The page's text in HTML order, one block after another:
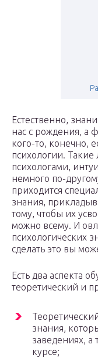
Естественно,
нас с рождения, а
кого-то, конечно,
психологии. Такие
психологами,
немного по-
приходится
знания,
тому, чтобы их
можно всему. И
психологических
сделать это вы
Есть два аспекта
теоретический и
знания,
заведениях, а
курсе;